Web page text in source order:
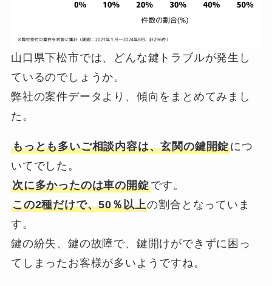
山口県下松市では、どんな鍵トラブルが発生し
ているのでしょうか。
弊社の案件データより、傾向をまとめてみまし
た。
もっとも多いご相談内容は、玄関の鍵開錠につ
いてでした。
次に多かったのは車の開錠です。
この2種だけで、50％以上の割合となっていま
す。
鍵の紛失、鍵の故障で、鍵開けができずに困っ
てしまったお客様が多いようですね。